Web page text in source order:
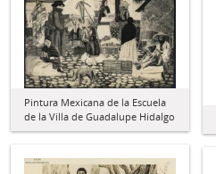
Pintura Mexicana de la Escuela
de la Villa de Guadalupe Hidalgo